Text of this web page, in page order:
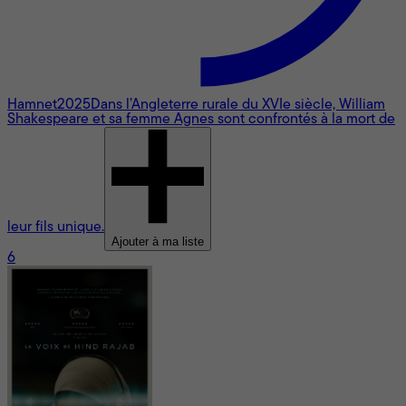
Hamnet2025Dans l’Angleterre rurale du XVIe siècle, William
Shakespeare et sa femme Agnes sont confrontés à la mort de
leur fils unique.
Ajouter à ma liste
6